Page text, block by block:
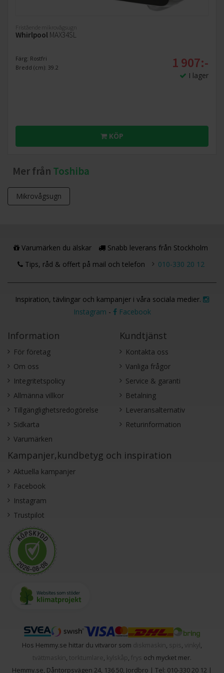
Fristående mikrovågsugn
Whirlpool MAX34SL
Färg: Rostfri
Bredd (cm): 39.2
1 907:-
I lager
KÖP
Mer från Toshiba
Mikrovågsugn
Varumärken du älskar
Snabb leverans från Stockholm
Tips, råd & offert på mail och telefon
010-330 20 12
Inspiration, tävlingar och kampanjer i våra sociala medier.
Instagram - Facebook
Information
För företag
Om oss
Integritetspolicy
Allmänna villkor
Tillgänglighetsredogörelse
Sidkarta
Varumärken
Kundtjänst
Kontakta oss
Vanliga frågor
Service & garanti
Betalning
Leveransalternativ
Returinformation
Kampanjer,kundbetyg och inspiration
Aktuella kampanjer
Facebook
Instagram
Trustpilot
Hos Hemmy.se hittar du vitvaror som diskmaskin , spis , vinkyl ,
tvättmaskin , torktumlare , kylskåp , frys och mycket mer.
Hemmy.se, Dåntorpsvägen 24, 136 50, Jordbro | Tel: 010-330 20 12 |